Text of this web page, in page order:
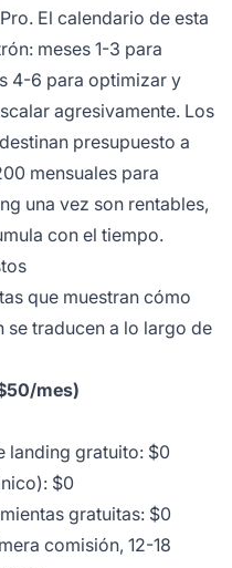
El calendario de esta
meses 1-3 para
4-6 para optimizar y
agresivamente. Los
presupuesto a
mensuales para
una vez son rentables,
con el tiempo.
que muestran cómo
se traducen a lo largo de
mes)
landing gratuito: $0
$0
gratuitas: $0
comisión, 12-18